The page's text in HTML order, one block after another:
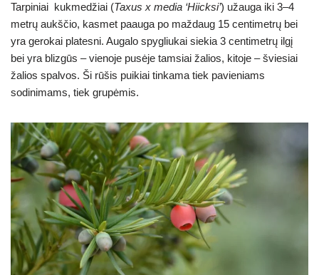
Tarpiniai kukmedžiai (Taxus x media ‘Hiicksi’) užauga iki 3–4
metrų aukščio, kasmet paauga po maždaug 15 centimetrų bei
yra gerokai platesni. Augalo spygliukai siekia 3 centimetrų ilgį
bei yra blizgūs – vienoje pusėje tamsiai žalios, kitoje – šviesiai
žalios spalvos. Ši rūšis puikiai tinkama tiek pavieniams
sodinimams, tiek grupėmis.